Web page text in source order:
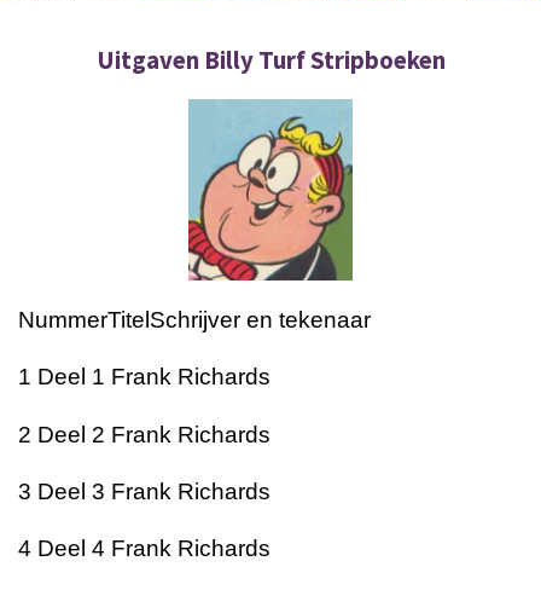
Uitgaven Billy Turf Stripboeken
NummerTitel Schrijver en tekenaar
1 Deel 1 Frank Richards
2 Deel 2 Frank Richards
3 Deel 3 Frank Richards
4 Deel 4 Frank Richards